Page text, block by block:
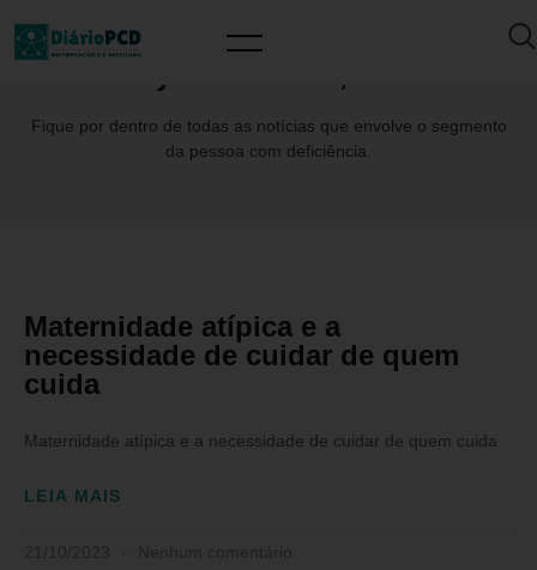
Fique por dentro de todas as notícias que envolve o segmento
da pessoa com deficiência.
Maternidade atípica e a
necessidade de cuidar de quem
cuida
Maternidade atípica e a necessidade de cuidar de quem cuida
LEIA MAIS